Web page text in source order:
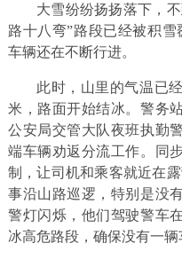
大雪纷纷扬扬落下，
路十八弯”路段已经被积
车辆还在不断行进。
此时，山里的气温已
米，路面开始结冰。警务
公安局交管大队夜班执勤
端车辆劝返分流工作。同
制，让司机和乘客就近在
事沿山路巡逻，特别是没
警灯闪烁，他们驾驶警车
冰高危路段，确保没有一辆